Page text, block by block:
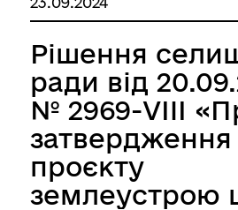
селищної
Березівського
району
області»
зміною
призначення
знаходиться у
власності
громадянина
України
Максима
Рішення
ради від
№ 2969-VIII
затвердження
проєкту
землеустрою